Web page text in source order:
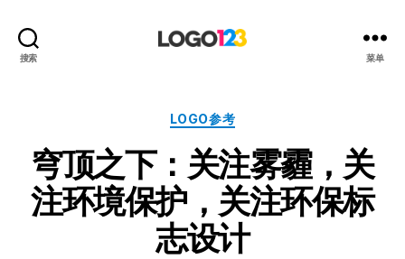
搜索
设
计
博
客
菜单
分
LOGO参考
穹顶之下：关注雾霾，关
注环境保护，关注环保标
志设计